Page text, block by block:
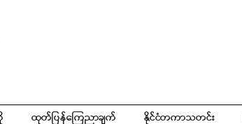
ထုတ်ပြန်ကြေညာချက် နိုင်ငံတကာသတင်း